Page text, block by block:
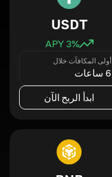
USDT
3% APY
أولى المكافآت خلال
6 ساعات
ابدأ الربح الآن